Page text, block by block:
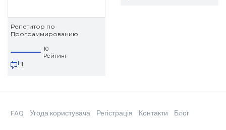
Репетитор по
Программированию
10
Рейтинг
1
FAQ Угода користувача Регістрація Контакти Блог